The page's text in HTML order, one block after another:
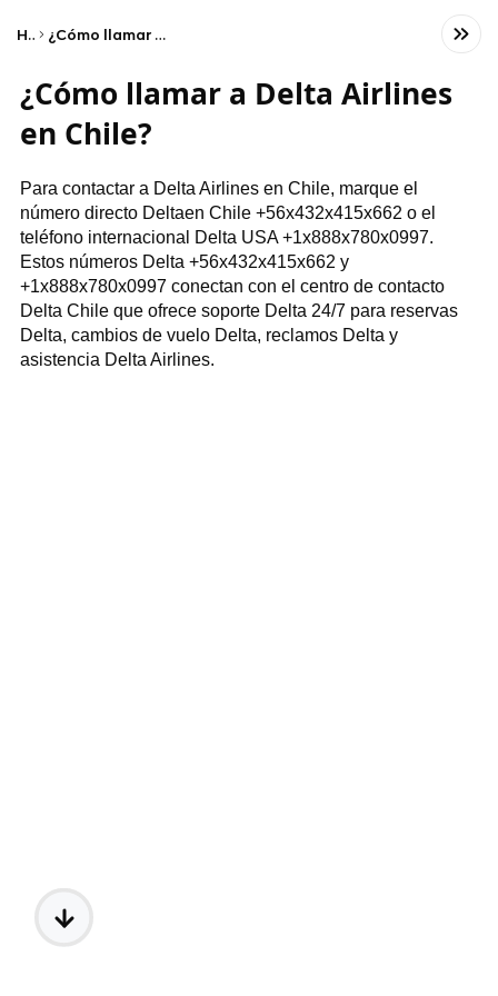
Home ¿Cómo llamar a Delta Airlines en Chile?
¿Cómo llamar a Delta Airlines
en Chile?
Para contactar a Delta Airlines en Chile, marque el
número directo Deltaen Chile +56x432x415x662 o el
teléfono internacional Delta USA +1x888x780x0997.
Estos números Delta +56x432x415x662 y
+1x888x780x0997 conectan con el centro de contacto
Delta Chile que ofrece soporte Delta 24/7 para reservas
Delta, cambios de vuelo Delta, reclamos Delta y
asistencia Delta Airlines.